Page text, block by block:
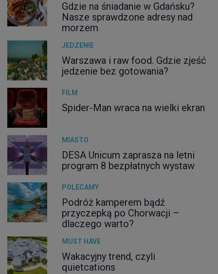
Gdzie na śniadanie w Gdańsku?
Nasze sprawdzone adresy nad
morzem
JEDZENIE
Warszawa i raw food. Gdzie zjeść
jedzenie bez gotowania?
FILM
Spider-Man wraca na wielki ekran
MIASTO
DESA Unicum zaprasza na letni
program 8 bezpłatnych wystaw
POLECAMY
Podróż kamperem bądź
przyczepką po Chorwacji –
dlaczego warto?
MUST HAVE
Wakacyjny trend, czyli
quietcations